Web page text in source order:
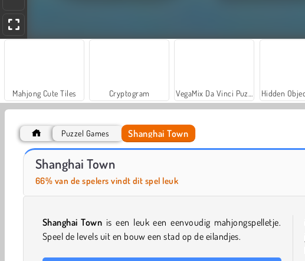
Mahjong Cute Tiles Cryptogram
Farm Merge Valley
Puzzel Games Shanghai Town
Shanghai Town
66% van de spelers vindt dit spel leuk
Shanghai Town is een leuk een eenvoudig mahjongspelletje.
Speel de levels uit en bouw een stad op de eilandjes.